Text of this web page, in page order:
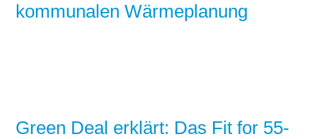
kommunalen Wärmeplanung
Green Deal erklärt: Das Fit for 55-